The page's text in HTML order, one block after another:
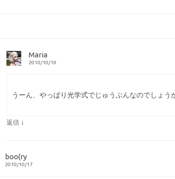
Maria
2010/10/19
うーん、やっぱり光学式でじゅうぶんなのでしょう
返信 ↓
boo(ry
2010/10/17